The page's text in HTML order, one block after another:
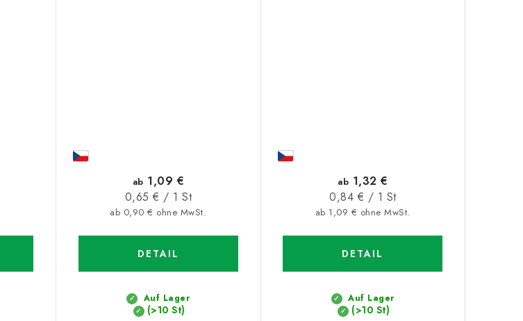
Auf Lager
(>10 St)
ab 0,90 € ohne MwSt.
ab 1,09 €
Verkaufspreis:
0,65 € / 1 St
DETAIL
Auf Lager
(>10 St)
ab 1,09 € ohne MwSt.
ab 1,32 €
Verkaufspreis:
0,84 € / 1 St
DETAIL